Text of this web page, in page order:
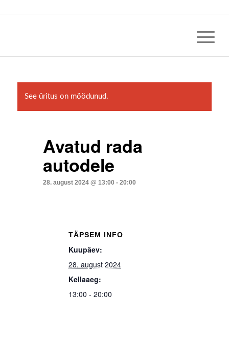
See üritus on möödunud.
Avatud rada
autodele
28. august 2024 @ 13:00 - 20:00
TÄPSEM INFO
Kuupäev:
28. august 2024
Kellaaeg:
13:00 - 20:00